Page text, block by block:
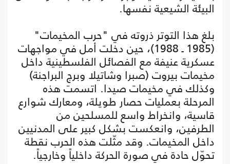
البيئة الشيعية نفسها.
بلغ هذا التوتر ذروته في "حرب المخيمات"
(1985 ـ 1988)، حين دخلت أمل في مواجهات
عسكرية عنيفة مع الفصائل الفلسطينية داخل
مخيمات بيروت (صبرا وشاتيلا وبرج البراجنة)
وكذلك في مخيمات صيدا. اتسمت هذه
المرحلة بعمليات حصار طويلة، ومعارك شوارع
قاسية، وانخراط واسع للمسلحين من
الطرفين، وانعكست بشكل كبير على المدنيين
داخل المخيمات. وقد مثّلت هذه الحرب نقطة
تحوّل حادة في صورة الحركة داخلياً وخارجياً.